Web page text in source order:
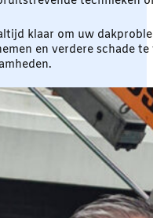
klaar om uw
en verdere schade